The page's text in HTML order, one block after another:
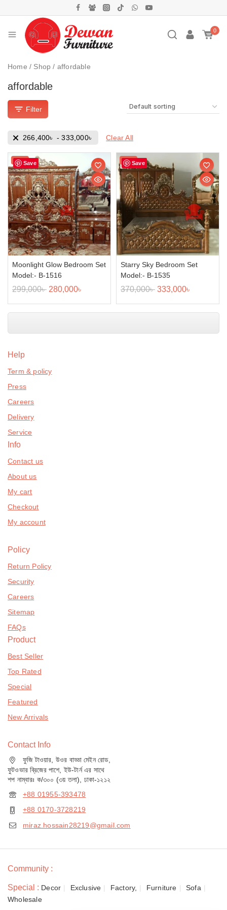
0
Home / Shop / affordable
affordable
Filter
266,400৳ -333,000৳ Clear All
Save
Sale!
Moonlight Glow Bedroom Set
Model:- B-1516
299,000৳ 280,000৳
Save
Sale!
Starry Sky Bedroom Set
Model:- B-1535
370,000৳ 333,000৳
Help
Term & policy
Press
Careers
Delivery
Service
Info
Contact us
About us
My cart
Checkout
My account
Policy
Return Policy
Security
Careers
Sitemap
FAQs
Product
Best Seller
Top Rated
Special
Featured
New Arrivals
Contact Info
ফুজি টাওয়ার, উওর বাড্ডা মেইন রোড,
ফুটওভার ব্রিজের পাশে, ইউ-টার্ন এর সাথে
শপ নাম্বারঃ ক/৩০০ (৩য় তলা), ঢাকা-১২১২
+88 01955-393478
+88 0170-3728219
miraz.hossain28219@gmail.com
Community :
Special : Decor Exclusive Factory, Furniture
Sofa
Wholesale